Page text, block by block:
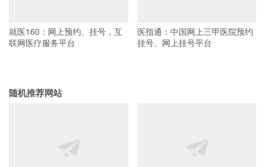
就医160：网上预约、挂号，互
联网医疗服务平台
医指通：中国网上三甲医院预约
挂号、网上挂号平台
随机推荐网站